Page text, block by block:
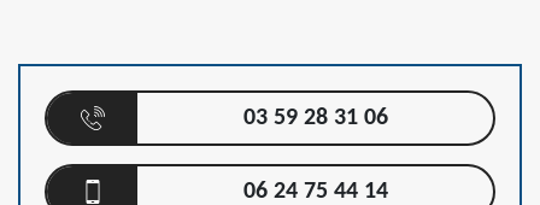
03 59 28 31 06
06 24 75 44 14